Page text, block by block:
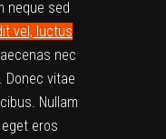
neque sed
vel, luctus
nec
Donec vitae
Nullam
eros